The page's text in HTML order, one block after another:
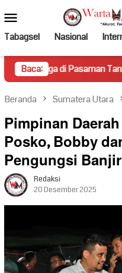
ke
kontenMobile
Tabagsel Nasional
Baca:Tanpa Dasar
Beranda Sumatera Utara
Pimpinan
Posko, Bobby
Pengungsi
Redaksi
20 Desember 2025